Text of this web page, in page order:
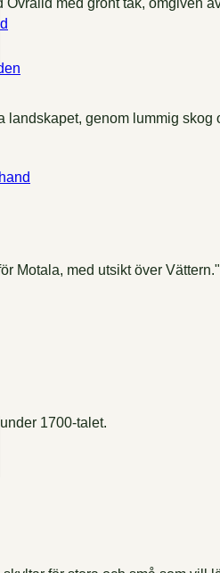
landskapet, genom lummig skog
Motala, med utsikt över
1700-talet.